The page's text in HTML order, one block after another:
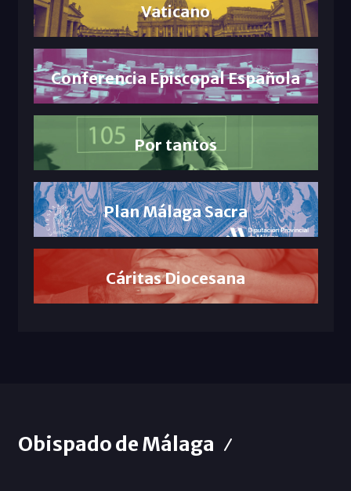
Vaticano
Conferencia Episcopal Española
Por tantos
Plan Málaga Sacra
Cáritas Diocesana
Obispado de Málaga